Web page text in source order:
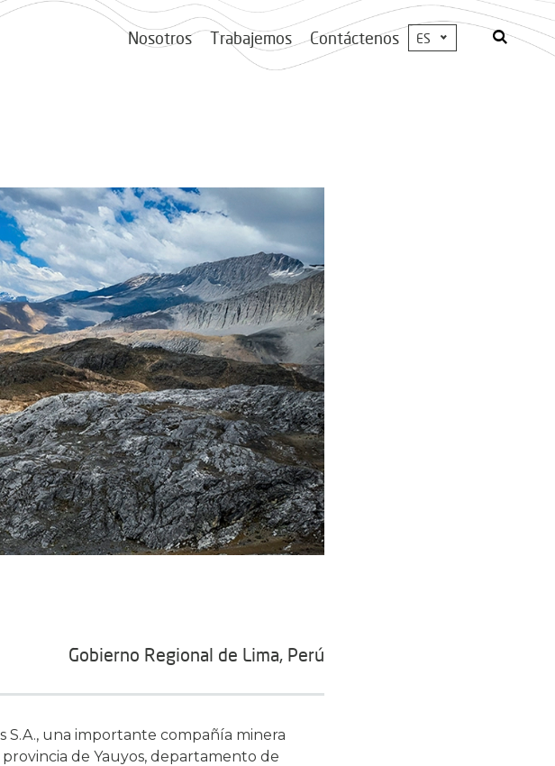
Nosotros Trabajemos Contáctenos ES
Gobierno Regional de Lima, Perú
S.A., una importante compañía minera
de Yauyos, departamento de